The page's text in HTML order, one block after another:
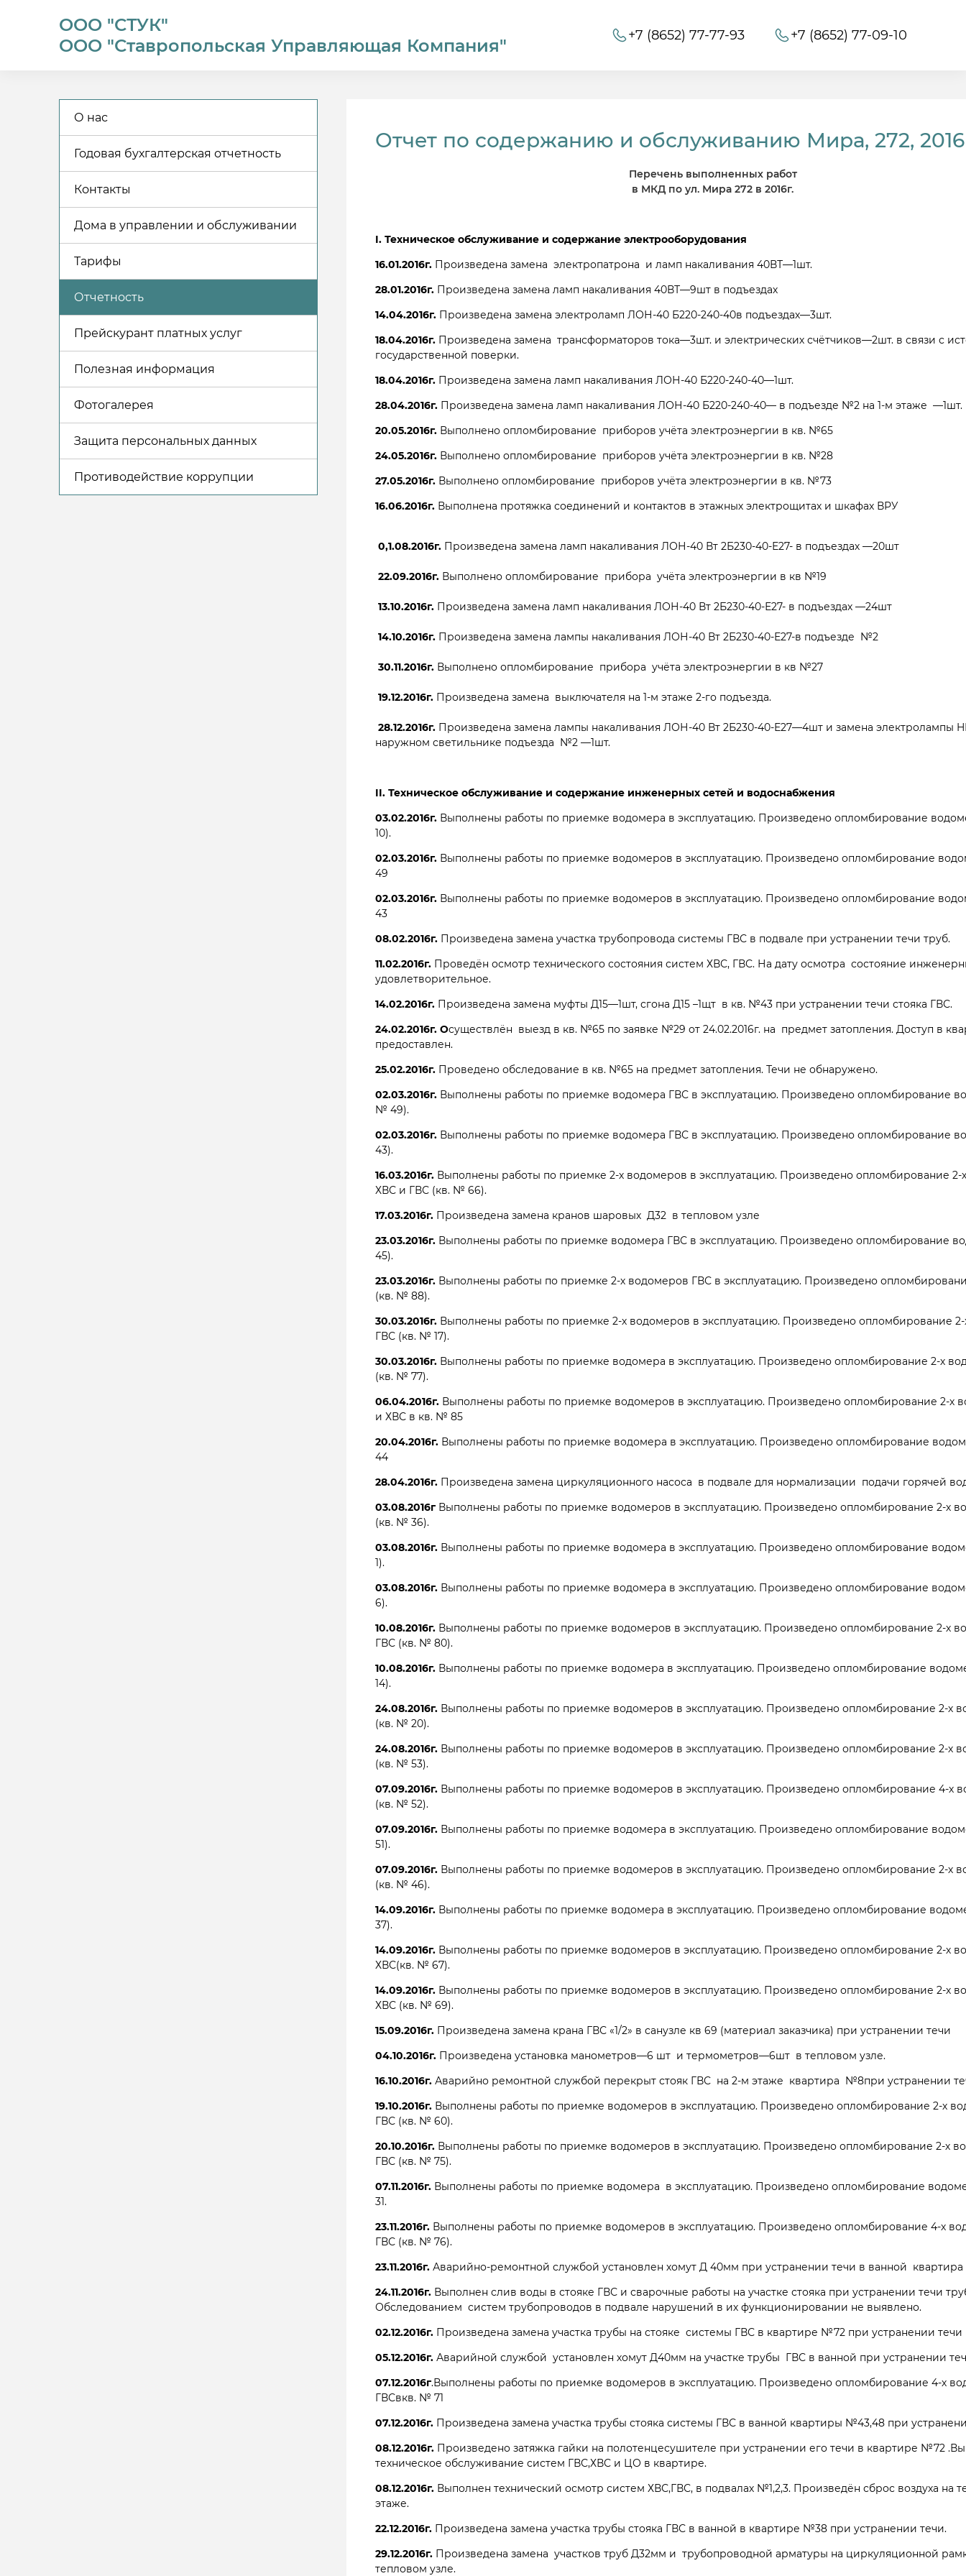
ООО "СТУК"
ООО "Ставропольская Управляющая Компания"
+7 (8652) 77-77-93 +7 (8652) 77-09-10
О нас
Годовая бухгалтерская отчетность
Контакты
Дома в управлении и обслуживании
Тарифы
Отчетность
Прейскурант платных услуг
Полезная информация
Фотогалерея
Защита персональных данных
Противодействие коррупции
Отчет по содержанию и обслуживанию Мира, 272, 2016
Перечень выполненных работ
в МКД по ул. Мира 272 в 2016г.
I. Техническое обслуживание и содержание электрооборудования
16.01.2016г. Произведена замена электропатрона и ламп накаливания 40ВТ—1шт.
28.01.2016г. Произведена замена ламп накаливания 40ВТ—9шт в подъездах
14.04.2016г. Произведена замена электроламп ЛОН-40 Б220-240-40в подъездах—3шт.
18.04.2016г. Произведена замена трансформаторов тока—3шт. и электрических счётчиков—2шт. в связи с
государственной поверки.
18.04.2016г. Произведена замена ламп накаливания ЛОН-40 Б220-240-40—1шт.
28.04.2016г. Произведена замена ламп накаливания ЛОН-40 Б220-240-40— в подъезде №2 на 1-м этаже —1шт.
20.05.2016г. Выполнено опломбирование приборов учёта электроэнергии в кв. №65
24.05.2016г. Выполнено опломбирование приборов учёта электроэнергии в кв. №28
27.05.2016г. Выполнено опломбирование приборов учёта электроэнергии в кв. №73
16.06.2016г. Выполнена протяжка соединений и контактов в этажных электрощитах и шкафах ВРУ
0,1.08.2016г. Произведена замена ламп накаливания ЛОН-40 Вт 2Б230-40-Е27- в подъездах —20шт
22.09.2016г. Выполнено опломбирование  прибора  учёта электроэнергии в кв №19
13.10.2016г. Произведена замена ламп накаливания ЛОН-40 Вт 2Б230-40-Е27- в подъездах —24шт
14.10.2016г. Произведена замена лампы накаливания ЛОН-40 Вт 2Б230-40-Е27-в подъезде  №2
30.11.2016г. Выполнено опломбирование  прибора  учёта электроэнергии в кв №27
19.12.2016г. Произведена замена  выключателя на 1-м этаже 2-го подъезда.
28.12.2016г. Произведена замена лампы накаливания ЛОН-40 Вт 2Б230-40-Е27—4шт и замена электролампы
наружном светильнике подъезда  №2 —1шт.
II. Техническое обслуживание и содержание инженерных сетей и водоснабжения
03.02.2016г. Выполнены работы по приемке водомера в эксплуатацию. Произведено опломбирование
10).
02.03.2016г. Выполнены работы по приемке водомеров в эксплуатацию. Произведено опломбирование
49
02.03.2016г. Выполнены работы по приемке водомеров в эксплуатацию. Произведено опломбирование
43
08.02.2016г. Произведена замена участка трубопровода системы ГВС в подвале при устранении течи труб.
11.02.2016г. Проведён осмотр технического состояния систем ХВС, ГВС. На дату осмотра состояние
удовлетворительное.
14.02.2016г. Произведена замена муфты Д15—1шт, сгона Д15 –1щт в кв. №43 при устранении течи стояка ГВС.
24.02.2016г. Осуществлён выезд в кв. №65 по заявке №29 от 24.02.2016г. на предмет затопления. Доступ в
предоставлен.
25.02.2016г. Проведено обследование в кв. №65 на предмет затопления. Течи не обнаружено.
02.03.2016г. Выполнены работы по приемке водомера ГВС в эксплуатацию. Произведено опломбирование
№ 49).
02.03.2016г. Выполнены работы по приемке водомера ГВС в эксплуатацию. Произведено опломбирование
43).
16.03.2016г. Выполнены работы по приемке 2-х водомеров в эксплуатацию. Произведено опломбирование 2-
ХВС и ГВС (кв. № 66).
17.03.2016г. Произведена замена кранов шаровых Д32 в тепловом узле
23.03.2016г. Выполнены работы по приемке водомера ГВС в эксплуатацию. Произведено опломбирование
45).
23.03.2016г. Выполнены работы по приемке 2-х водомеров ГВС в эксплуатацию. Произведено
(кв. № 88).
30.03.2016г. Выполнены работы по приемке 2-х водомеров в эксплуатацию. Произведено опломбирование
ГВС (кв. № 17).
30.03.2016г. Выполнены работы по приемке водомера в эксплуатацию. Произведено опломбирование 2-х
(кв. № 77).
06.04.2016г. Выполнены работы по приемке водомеров в эксплуатацию. Произведено опломбирование 2-х
и ХВС в кв. № 85
20.04.2016г. Выполнены работы по приемке водомера в эксплуатацию. Произведено опломбирование
44
28.04.2016г. Произведена замена циркуляционного насоса в подвале для нормализации подачи горячей
03.08.2016г Выполнены работы по приемке водомеров в эксплуатацию. Произведено опломбирование 2-х
(кв. № 36).
03.08.2016г. Выполнены работы по приемке водомера в эксплуатацию. Произведено опломбирование
1).
03.08.2016г. Выполнены работы по приемке водомера в эксплуатацию. Произведено опломбирование
6).
10.08.2016г. Выполнены работы по приемке водомеров в эксплуатацию. Произведено опломбирование 2-х
ГВС (кв. № 80).
10.08.2016г. Выполнены работы по приемке водомера в эксплуатацию. Произведено опломбирование
14).
24.08.2016г. Выполнены работы по приемке водомеров в эксплуатацию. Произведено опломбирование 2-х
(кв. № 20).
24.08.2016г. Выполнены работы по приемке водомеров в эксплуатацию. Произведено опломбирование 2-х
(кв. № 53).
07.09.2016г. Выполнены работы по приемке водомеров в эксплуатацию. Произведено опломбирование 4-х
(кв. № 52).
07.09.2016г. Выполнены работы по приемке водомера в эксплуатацию. Произведено опломбирование
51).
07.09.2016г. Выполнены работы по приемке водомеров в эксплуатацию. Произведено опломбирование 2-х
(кв. № 46).
14.09.2016г. Выполнены работы по приемке водомера в эксплуатацию. Произведено опломбирование
37).
14.09.2016г. Выполнены работы по приемке водомеров в эксплуатацию. Произведено опломбирование 2-х
ХВС(кв. № 67).
14.09.2016г. Выполнены работы по приемке водомеров в эксплуатацию. Произведено опломбирование 2-х
ХВС (кв. № 69).
15.09.2016г. Произведена замена крана ГВС «1/2» в санузле кв 69 (материал заказчика) при устранении течи
04.10.2016г. Произведена установка манометров—6 шт и термометров—6шт в тепловом узле.
16.10.2016г. Аварийно ремонтной службой перекрыт стояк ГВС на 2-м этаже квартира №8при устранении
19.10.2016г. Выполнены работы по приемке водомеров в эксплуатацию. Произведено опломбирование 2-х
ГВС (кв. № 60).
20.10.2016г. Выполнены работы по приемке водомеров в эксплуатацию. Произведено опломбирование 2-х
ГВС (кв. № 75).
07.11.2016г. Выполнены работы по приемке водомера в эксплуатацию. Произведено опломбирование
31.
23.11.2016г. Выполнены работы по приемке водомеров в эксплуатацию. Произведено опломбирование 4-х
ГВС (кв. № 76).
23.11.2016г. Аварийно-ремонтной службой установлен хомут Д 40мм при устранении течи в ванной
24.11.2016г. Выполнен слив воды в стояке ГВС и сварочные работы на участке стояка при устранении течи
Обследованием систем трубопроводов в подвале нарушений в их функционировании не выявлено.
02.12.2016г. Произведена замена участка трубы на стояке системы ГВС в квартире №72 при устранении течи
05.12.2016г. Аварийной службой установлен хомут Д40мм на участке трубы ГВС в ванной при устранении
07.12.2016г.Выполнены работы по приемке водомеров в эксплуатацию. Произведено опломбирование 4-х
ГВСвкв. № 71
07.12.2016г. Произведена замена участка трубы стояка системы ГВС в ванной квартиры №43,48 при
08.12.2016г. Произведено затяжка гайки на полотенцесушителе при устранении его течи в квартире №72
техническое обслуживание систем ГВС,ХВС и ЦО в квартире.
08.12.2016г. Выполнен технический осмотр систем ХВС,ГВС, в подвалах №1,2,3. Произведён сброс воздуха на
этаже.
22.12.2016г. Произведена замена участка трубы стояка ГВС в ванной в квартире №38 при устранении течи.
29.12.2016г. Произведена замена участков труб Д32мм и трубопроводной арматуры на циркуляционной
тепловом узле.